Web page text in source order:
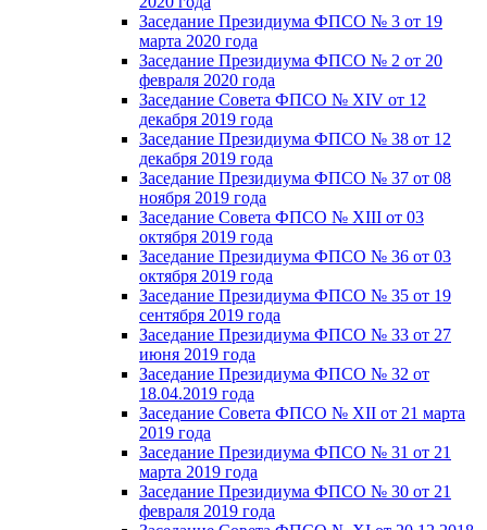
Заседание Президиума ФПСО № 3 от 19
марта 2020 года
Заседание Президиума ФПСО № 2 от 20
февраля 2020 года
Заседание Совета ФПСО № XIV от 12
декабря 2019 года
Заседание Президиума ФПСО № 38 от 12
декабря 2019 года
Заседание Президиума ФПСО № 37 от 08
ноября 2019 года
Заседание Совета ФПСО № XIII от 03
октября 2019 года
Заседание Президиума ФПСО № 36 от 03
октября 2019 года
Заседание Президиума ФПСО № 35 от 19
сентября 2019 года
Заседание Президиума ФПСО № 33 от 27
июня 2019 года
Заседание Президиума ФПСО № 32 от
18.04.2019 года
Заседание Совета ФПСО № XII от 21 марта
2019 года
Заседание Президиума ФПСО № 31 от 21
марта 2019 года
Заседание Президиума ФПСО № 30 от 21
февраля 2019 года